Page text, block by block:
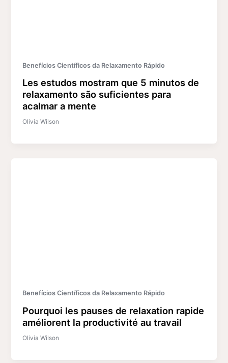
Benefícios Científicos da Relaxamento Rápido
Les estudos mostram que 5 minutos de
relaxamento são suficientes para
acalmar a mente
Olivia Wilson
Benefícios Científicos da Relaxamento Rápido
Pourquoi les pauses de relaxation rapide
améliorent la productivité au travail
Olivia Wilson